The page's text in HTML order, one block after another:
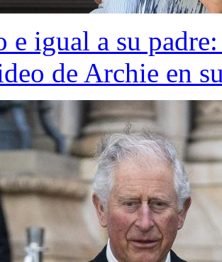
e igual a su
de Archie en